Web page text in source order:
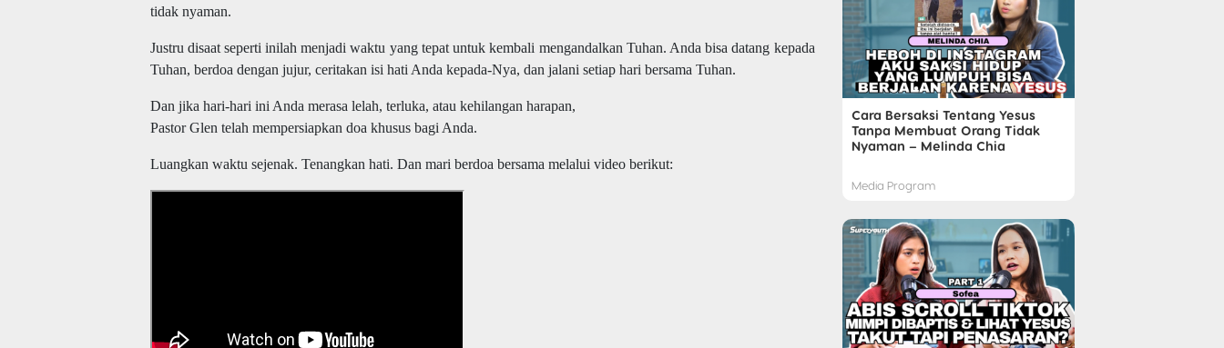
tidak nyaman.
Justru disaat seperti inilah menjadi waktu yang tepat untuk kembali mengandalkan Tuhan. Anda bisa datang kepada
Tuhan, berdoa dengan jujur, ceritakan isi hati Anda kepada-Nya, dan jalani setiap hari bersama Tuhan.
Dan jika hari-hari ini Anda merasa lelah, terluka, atau kehilangan harapan,
Pastor Glen telah mempersiapkan doa khusus bagi Anda.
Luangkan waktu sejenak. Tenangkan hati. Dan mari berdoa bersama melalui video berikut:
Cara Bersaksi Tentang Yesus
Tanpa Membuat Orang Tidak
Nyaman – Melinda Chia
Media Program